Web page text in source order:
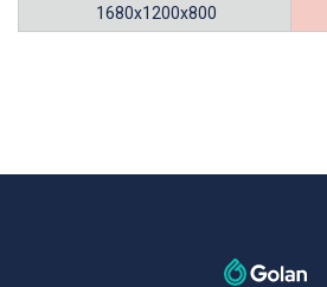
1680x1200x800